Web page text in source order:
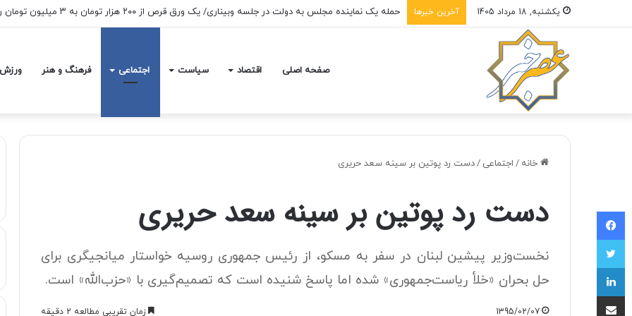
یکشنبه, 18 مرداد 1405 آخرین خبرها
صفحه اصلی اقتصاد سیاست اجتماعی فرهنگ و هنر ورزش
خانه / اجتماعی /دست رد پوتین بر سینه سعد حریری
دست رد پوتین بر سینه سعد حریری
نخست‌وزیر پیشین لبنان در سفر به مسکو، از رئیس جمهوری روسیه خواستار میانجیگری برای
حل بحران «خلأ ریاست‌جمهوری» شده اما پاسخ شنیده است که تصمیم‌گیری با «حزب‌الله» است.
1395/02/07 زمان تقریبی مطالعه 2 دقیقه